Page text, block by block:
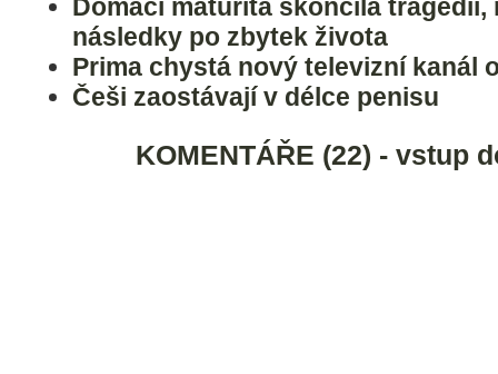
Domácí maturita skončila tragédií,
následky po zbytek života
Prima chystá nový televizní kanál
Češi zaostávají v délce penisu
KOMENTÁŘE (22) - vstup